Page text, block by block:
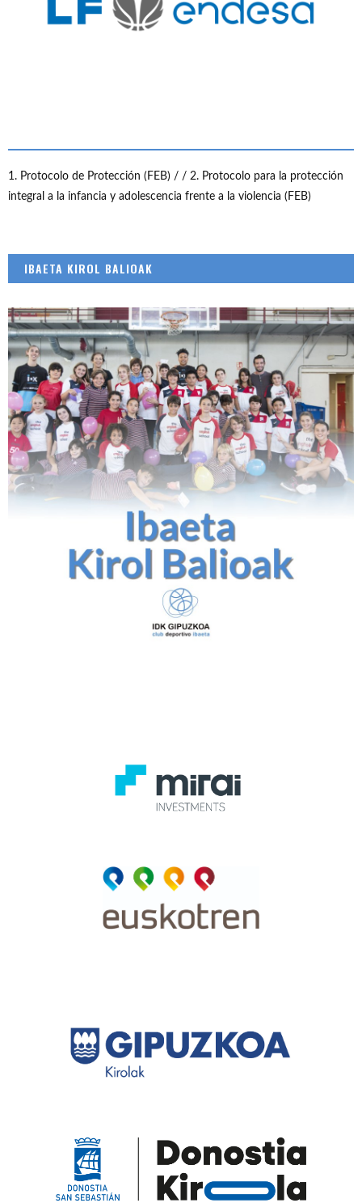
1. Protocolo de Protección (FEB) / / 2. Protocolo para la protección
integral a la infancia y adolescencia frente a la violencia (FEB)
IBAETA KIROL BALIOAK